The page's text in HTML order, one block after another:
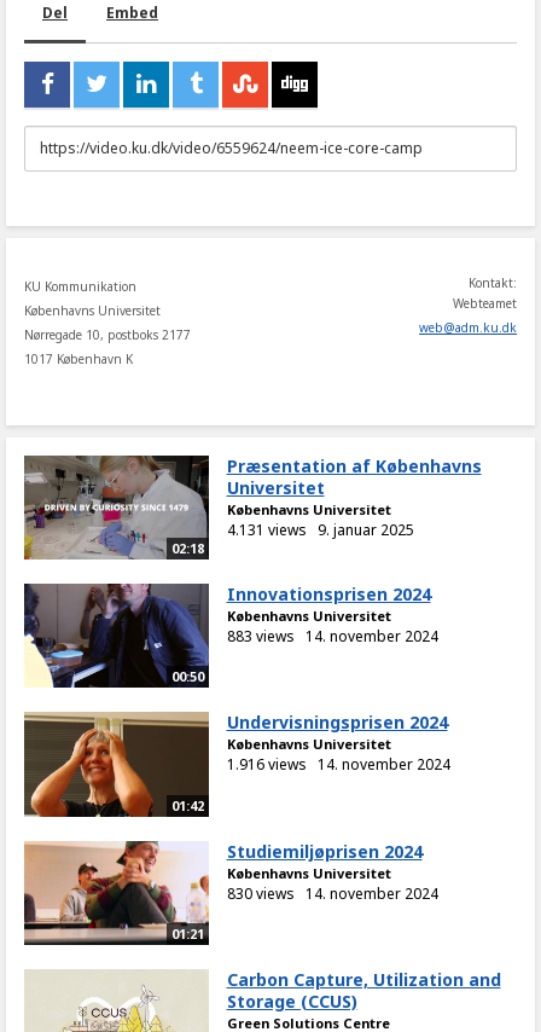
Del Embed
URL
to
KU Kommunikation
Københavns Universitet
Nørregade 10, postboks 2177
1017 København K
Kontakt:
Webteamet
web@adm ku dk
02:18
Præsentation af Københavns
Universitet
Københavns Universitet
4.131 views 9. januar 2025
00:50
Innovationsprisen 2024
Københavns Universitet
883 views 14. november 2024
01:42
Undervisningsprisen 2024
Københavns Universitet
1.916 views 14. november 2024
01:21
Studiemiljøprisen 2024
Københavns Universitet
830 views 14. november 2024
Carbon Capture, Utilization and
Storage (CCUS)
Green Solutions Centre